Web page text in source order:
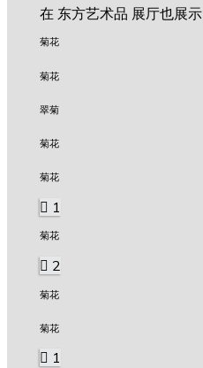
在 东方艺术品 展厅也展示
菊花
菊花
翠菊
菊花
菊花
1
菊花
2
菊花
菊花
1